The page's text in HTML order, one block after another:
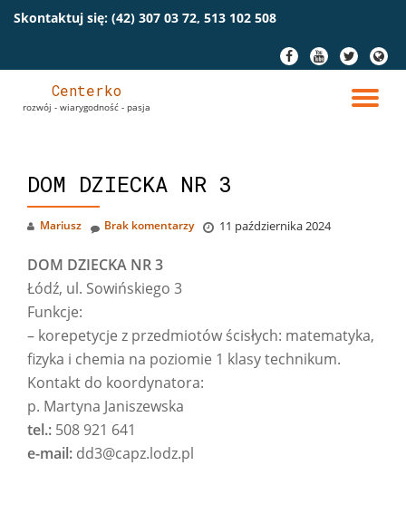
Skontaktuj się: (42) 307 03 72, 513 102 508
fa-
facebook
fa-
youtube
fa-
twitter
fa-
globe
Centerko
rozwój - wiarygodność - pasja
DOM DZIECKA NR 3
Mariusz 11 października 2024
Brak komentarzy
DOM DZIECKA NR 3
Łódź, ul. Sowińskiego 3
Funkcje:
– korepetycje z przedmiotów ścisłych: matematyka,
fizyka i chemia na poziomie 1 klasy technikum.
Kontakt do koordynatora:
p. Martyna Janiszewska
tel.: 508 921 641
e-mail: dd3@capz.lodz.pl